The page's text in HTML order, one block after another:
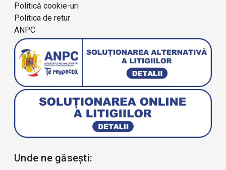
Politică cookie-uri
Politica de retur
ANPC
Unde ne găsești: